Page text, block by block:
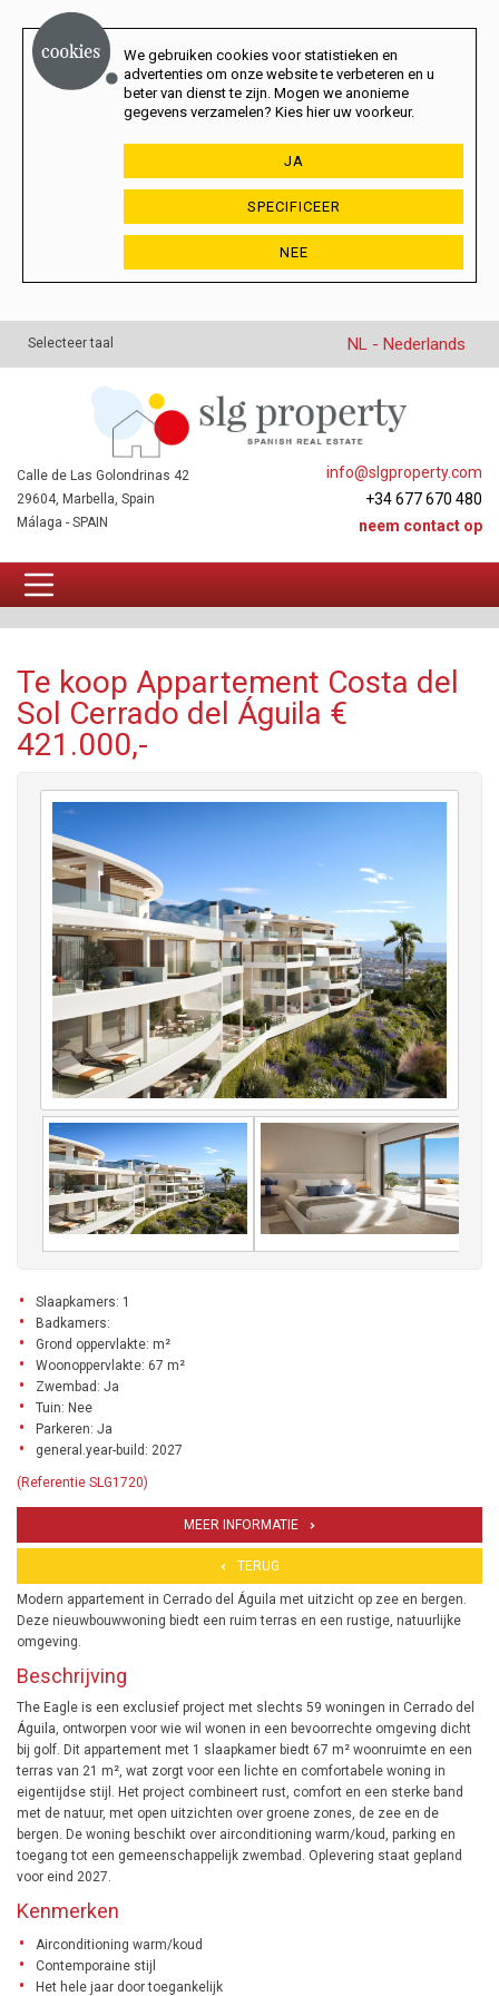
We gebruiken cookies voor statistieken en
advertenties om onze website te verbeteren en u
beter van dienst te zijn. Mogen we anonieme
gegevens verzamelen? Kies hier uw voorkeur.
JA
SPECIFICEER
NEE
Selecteer taal NL - Nederlands
info@slgproperty.com
+34 677 670 480
neem contact op
Calle de Las Golondrinas 42
29604, Marbella, Spain
Málaga - SPAIN
Te koop Appartement Costa del
Sol Cerrado del Águila €
421.000,-
Slaapkamers: 1
Badkamers:
Grond oppervlakte: m²
Woonoppervlakte: 67 m²
Zwembad: Ja
Tuin: Nee
Parkeren: Ja
general.year-build: 2027
(Referentie SLG1720)
MEER INFORMATIE
TERUG
Modern appartement in Cerrado del Águila met uitzicht op zee en bergen.
Deze nieuwbouwwoning biedt een ruim terras en een rustige, natuurlijke
omgeving.
Beschrijving
The Eagle is een exclusief project met slechts 59 woningen in Cerrado del
Águila, ontworpen voor wie wil wonen in een bevoorrechte omgeving dicht
bij golf. Dit appartement met 1 slaapkamer biedt 67 m² woonruimte en een
terras van 21 m², wat zorgt voor een lichte en comfortabele woning in
eigentijdse stijl. Het project combineert rust, comfort en een sterke band
met de natuur, met open uitzichten over groene zones, de zee en de
bergen. De woning beschikt over airconditioning warm/koud, parking en
toegang tot een gemeenschappelijk zwembad. Oplevering staat gepland
voor eind 2027.
Kenmerken
Airconditioning warm/koud
Contemporaine stijl
Het hele jaar door toegankelijk